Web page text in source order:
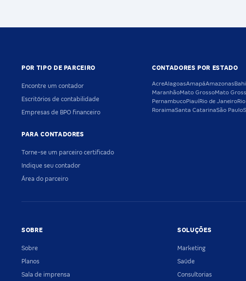
POR TIPO DE PARCEIRO
Encontre um contador
Escritórios de contabilidade
Empresas de BPO financeiro
PARA CONTADORES
Torne-se um parceiro certificado
Indique seu contador
Área do parceiro
CONTADORES POR ESTADO
AcreAlagoasAmapáAmazonas
MaranhãoMato GrossoMato
PernambucoPiauíRio de Janeiro
RoraimaSanta CatarinaSão Paulo
SOBRE
Sobre
Planos
Sala de imprensa
SOLUÇÕES
Marketing
Saúde
Consultorias